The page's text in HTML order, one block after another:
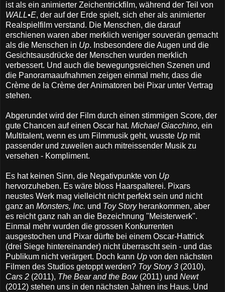
ist als ein animierter Zeichentrickfilm, während der Teil von
WALL•E, der auf der Erde spielt, sich eher als animierter
Realspielfilm verstand. Die Menschen, die darauf
erschienen waren aber merklich weniger souverän gemacht
als die Menschen in Up. Insbesondere die Augen und die
Gesichtsausdrücke der Menschen wurden merklich
verbessert. Und auch die bewegungsreichen Szenen und
die Panoramaaufnahmen zeigen einmal mehr, dass die
Crème de la Crème der Animatoren bei Pixar unter Vertrag
stehen.
Abgerundet wird der Film durch einen stimmigen Score, der
gute Chancen auf einen Oscar hat. Michael Giacchino, ein
Multitalent, wenn es um Filmmusik geht, wusste Up mit
passender und zuweilen auch mitreissender Musik zu
versehen - Kompliment.
Es hat keinen Sinn, die Negativpunkte von Up
hervorzuheben. Es wäre bloss Haarspalterei. Pixars
neustes Werk mag vielleicht nicht perfekt sein und nicht
ganz an Monsters, Inc. und Toy Story herankommen, aber
es reicht ganz nah an die Bezeichnung "Meisterwerk".
Einmal mehr wurden die grossen Konkurrenten
ausgestochen und Pixar dürfte bei einem Oscar-Hattrick
(drei Siege hintereinander) nicht überrascht sein - und das
Publikum nicht verärgert. Doch kann Up von den nächsten
Filmen des Studios getoppt werden? Toy Story 3 (2010),
Cars 2 (2011), The Bear and the Bow (2011) und Newt
(2012) stehen uns in den nächsten Jahren ins Haus. Und